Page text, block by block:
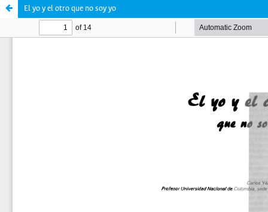
El yo y el otro que no soy yo